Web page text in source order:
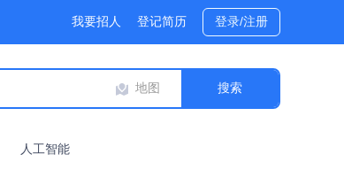
我要招人 登记简历 登录/注册
地图
人工智能